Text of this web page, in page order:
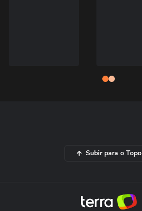
Subir para o Topo